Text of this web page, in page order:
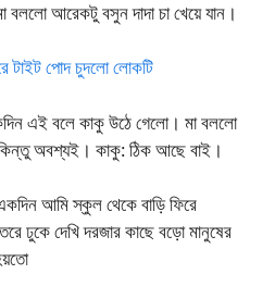
বললো আরেকটু বসুন দাদা চা খেয়ে যান।
পোদ চুদলো লোকটি
এই বলে কাকু উঠে গেলো। মা বললো
অবশ্যই। কাকু: ঠিক আছে বাই।
আমি স্কুল থেকে বাড়ি ফিরে
ঢুকে দেখি দরজার কাছে বড়ো মানুষের